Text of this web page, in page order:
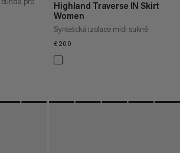
Highland Traverse IN Skirt
Women
Syntetická izolace midi sukně
€200